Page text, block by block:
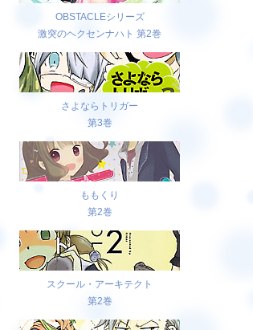
OBSTACLEシリーズ
激突のヘクセンナハト 第2巻
さよならトリガー
第3巻
ももくり
第2巻
スクール・アーキテクト
第2巻